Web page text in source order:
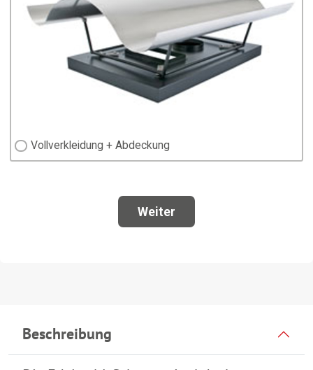
Beschreibung